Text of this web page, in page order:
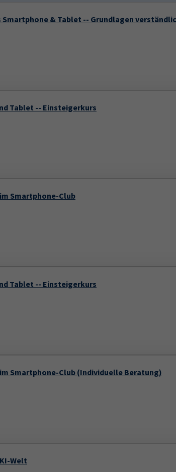
& Tablet -- Grundlagen
Tablet -- Einsteigerkurs
Smartphone-Club
Tablet -- Einsteigerkurs
Smartphone-Club (Individuelle Beratung)
Welt